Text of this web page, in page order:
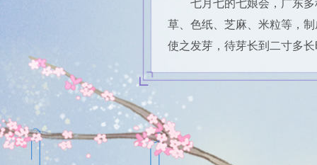
七月七的七娘会，广东
草、色纸、芝麻、米粒等，
使之发芽，待芽长到二寸多